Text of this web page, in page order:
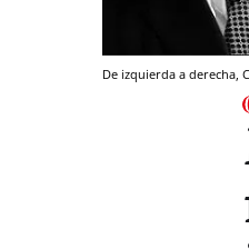
De izquierda a derecha,